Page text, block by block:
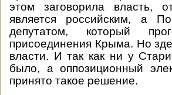
этом заговорила власть,
является российским, а
депутатом, который
присоединения Крыма. Но
власти. И так как ни у
было, а оппозиционный
принято такое решение.